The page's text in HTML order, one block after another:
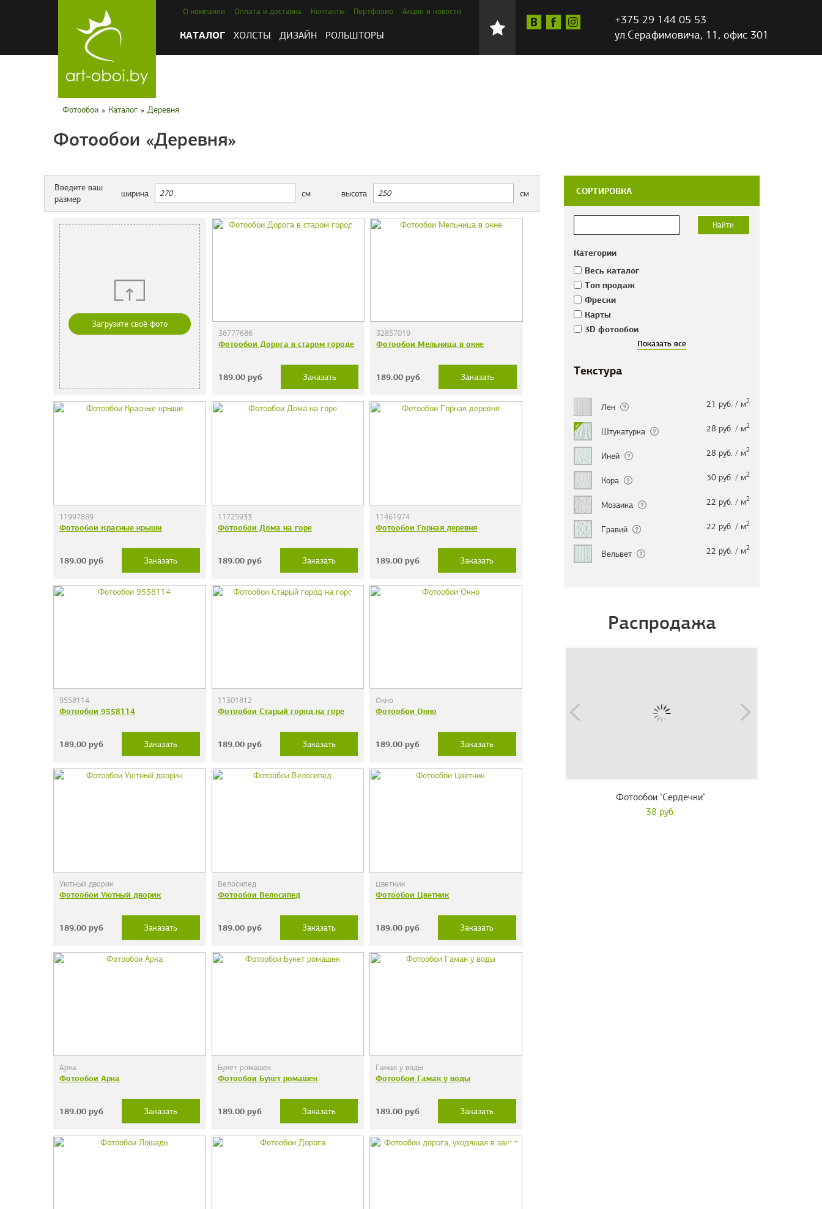
+375 29 144 05 53
ул.Серафимовича, 11, офис 301
О компании Оплата и доставка Контакты Портфолио Акции и новости
КАТАЛОГ ХОЛСТЫ ДИЗАЙН РОЛЬШТОРЫ
Фотообои » Каталог » Деревня
Фотообои «Деревня»
Введите ваш
размер
ширина см высота см
Загрузите своё фото
36777686
Фотообои Дорога в старом городе
189.00руб Заказать
32857019
Фотообои Мельница в окне
189.00 руб Заказать
11997889
Фотообои Красные крыши
189.00руб Заказать
11725933
Фотообои Дома на горе
189.00руб Заказать
11461974
Фотообои Горная деревня
189.00 руб Заказать
9558114
Фотообои 9558114
189.00руб Заказать
11301812
Фотообои Старый город на горе
189.00руб Заказать
Окно
Фотообои Окно
189.00 руб Заказать
Уютный дворик
Фотообои Уютный дворик
189.00руб Заказать
Велосипед
Фотообои Велосипед
189.00руб Заказать
Цветник
Фотообои Цветник
189.00 руб Заказать
Арка
Фотообои Арка
189.00руб Заказать
Букет ромашек
Фотообои Букет ромашек
189.00руб Заказать
Гамак у воды
Фотообои Гамак у воды
189.00 руб Заказать
СОРТИРОВКА
Категории
Весь каталог
Tоп продаж
Фрески
Карты
3D фотообои
Текстура
Лен 21 руб. / м2
Штукатурка 28 руб. / м2
Иней 28 руб. / м2
Кора 30 руб. / м2
Мозаика 22 руб. / м2
Гравий 22 руб. / м2
Вельвет 22 руб. / м2
Распродажа
Фотообои "Сердечки"
38 руб.